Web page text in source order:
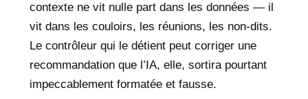
contexte ne vit nulle part dans les données — il
vit dans les couloirs, les réunions, les non-dits.
Le contrôleur qui le détient peut corriger une
recommandation que l’IA, elle, sortira pourtant
impeccablement formatée et fausse.